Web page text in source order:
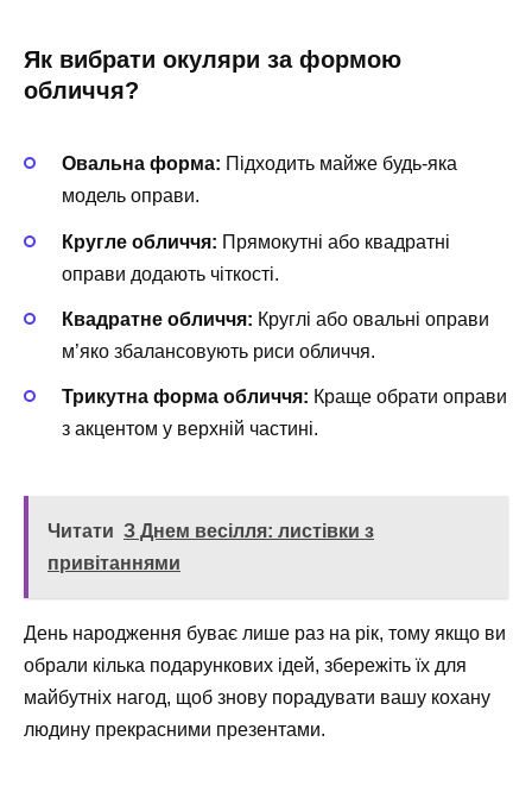
Як вибрати окуляри за формою
обличчя?
Овальна форма: Підходить майже будь-яка
модель оправи.
Кругле обличчя: Прямокутні або квадратні
оправи додають чіткості.
Квадратне обличчя: Круглі або овальні оправи
м’яко збалансовують риси обличчя.
Трикутна форма обличчя: Краще обрати оправи
з акцентом у верхній частині.
Читати З Днем ​​весілля: листівки з
привітаннями
День народження буває лише раз на рік, тому якщо ви
обрали кілька подарункових ідей, збережіть їх для
майбутніх нагод, щоб знову порадувати вашу кохану
людину прекрасними презентами.